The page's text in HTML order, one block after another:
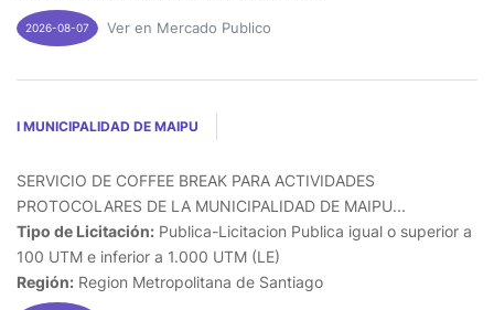
2026-08-07 Ver en Mercado Publico
I MUNICIPALIDAD DE MAIPU
SERVICIO DE COFFEE BREAK PARA ACTIVIDADES
PROTOCOLARES DE LA MUNICIPALIDAD DE MAIPU...
Tipo de Licitación: Publica-Licitacion Publica igual o superior a
100 UTM e inferior a 1.000 UTM (LE)
Región: Region Metropolitana de Santiago